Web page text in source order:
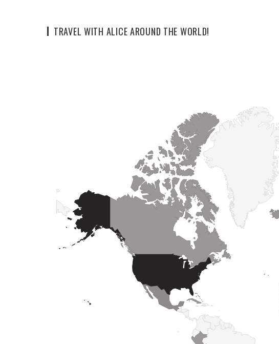
TRAVEL WITH ALICE AROUND THE WORLD!